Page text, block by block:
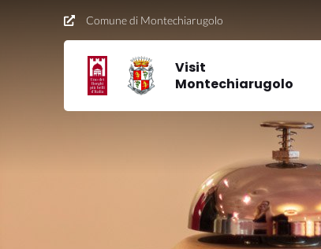
Comune di Montechiarugolo
Visit
Montechiarugolo